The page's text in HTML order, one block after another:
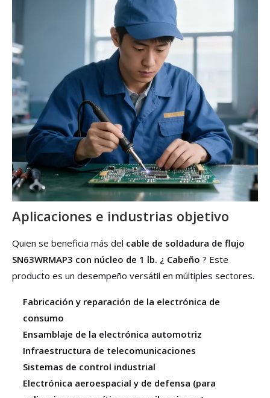
Aplicaciones e industrias objetivo
Quien se beneficia más del cable de soldadura de flujo
SN63WRMAP3 con núcleo de 1 lb. ¿ Cabeño ? Este
producto es un desempeño versátil en múltiples sectores.
Fabricación y reparación de la electrónica de
consumo
Ensamblaje de la electrónica automotriz
Infraestructura de telecomunicaciones
Sistemas de control industrial
Electrónica aeroespacial y de defensa (para